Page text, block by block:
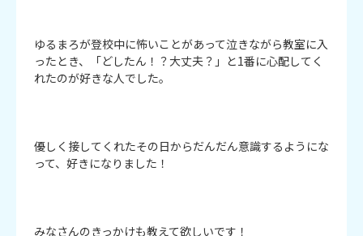
ゆるまろが登校中に怖いことがあって泣きながら教室に入
ったとき、「どしたん！？大丈夫？」と1番に心配してく
れたのが好きな人でした。
優しく接してくれたその日からだんだん意識するようにな
って、好きになりました！
みなさんのきっかけも教えて欲しいです！